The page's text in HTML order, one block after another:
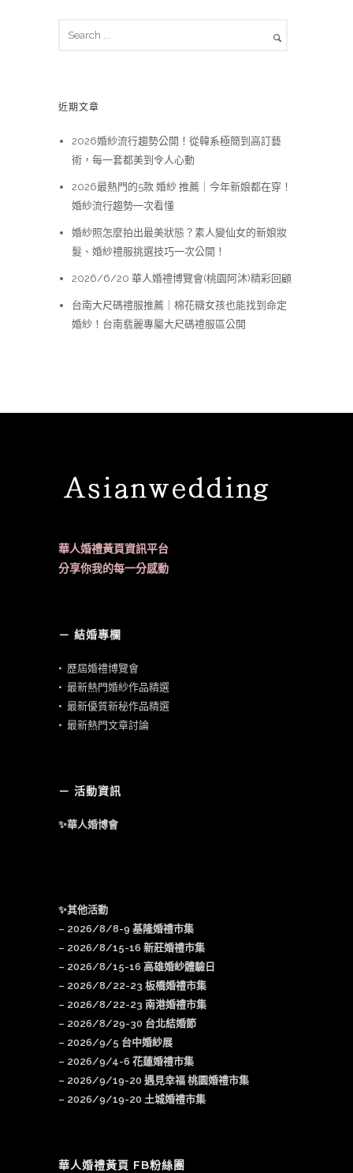
近期文章
2026婚紗流行趨勢公開！從韓系極簡到高訂藝
術，每一套都美到令人心動
2026最熱門的5款 婚紗 推薦｜今年新娘都在穿！
婚紗流行趨勢一次看懂
婚紗照怎麼拍出最美狀態？素人變仙女的新娘妝
髮、婚紗禮服挑選技巧一次公開！
2026/6/20 華人婚禮博覽會(桃園阿沐)精彩回顧
台南大尺碼禮服推薦｜棉花糖女孩也能找到命定
婚紗！台南翡麗專屬大尺碼禮服區公開
華人婚禮黃頁資訊平台
分享你我的每一分感動
－ 結婚專欄
• 歷屆婚禮博覽會
• 最新熱門婚紗作品精選
• 最新優質新秘作品精選
• 最新熱門文章討論
－ 活動資訊
✨華人婚博會
✨其他活動
– 2026/8/8-9 基隆婚禮市集
– 2026/8/15-16 新莊婚禮市集
– 2026/8/15-16 高雄婚紗體驗日
– 2026/8/22-23 板橋婚禮市集
– 2026/8/22-23 南港婚禮市集
– 2026/8/29-30 台北結婚節
– 2026/9/5 台中婚紗展
– 2026/9/4-6 花蓮婚禮市集
– 2026/9/19-20 遇見幸福 桃園婚禮市集
– 2026/9/19-20 土城婚禮市集
華人婚禮黃頁 FB粉絲團